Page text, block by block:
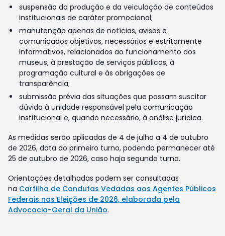
suspensão da produção e da veiculação de conteúdos
institucionais de caráter promocional;
manutenção apenas de notícias, avisos e
comunicados objetivos, necessários e estritamente
informativos, relacionados ao funcionamento dos
museus, à prestação de serviços públicos, à
programação cultural e às obrigações de
transparência;
submissão prévia das situações que possam suscitar
dúvida à unidade responsável pela comunicação
institucional e, quando necessário, à análise jurídica.
As medidas serão aplicadas de 4 de julho a 4 de outubro
de 2026, data do primeiro turno, podendo permanecer até
25 de outubro de 2026, caso haja segundo turno.
Orientações detalhadas podem ser consultadas
na Cartilha de Condutas Vedadas aos Agentes Públicos
Federais nas Eleições de 2026, elaborada pela
Advocacia-Geral da União.